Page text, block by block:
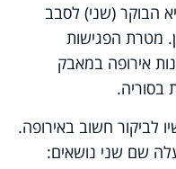
הבוקר (שני) לסבב
מטרת הפגישות
אירופה במאבק
בסוריה.
לביקור חשוב באירופה.
שם שני נושאים: